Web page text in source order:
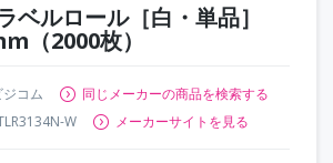
ベルロール［白・単品］
（2000枚）
ジコム
同じメーカーの商品を検索する
W メーカーサイトを見る